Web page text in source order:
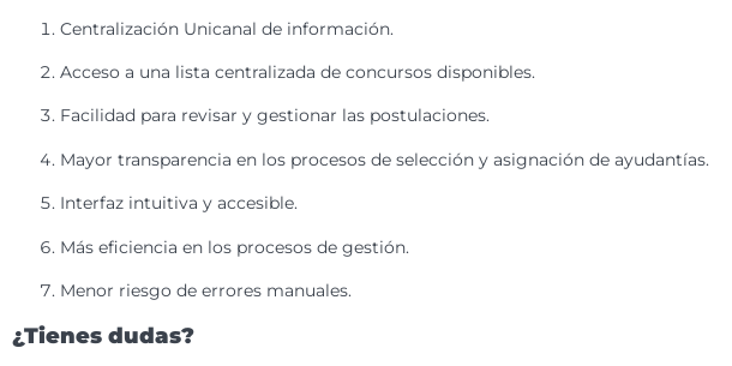
Centralización Unicanal de información.
Acceso a una lista centralizada de concursos disponibles.
Facilidad para revisar y gestionar las postulaciones.
Mayor transparencia en los procesos de selección y asignación de ayudantías.
Interfaz intuitiva y accesible.
Más eficiencia en los procesos de gestión.
Menor riesgo de errores manuales.
¿Tienes dudas?